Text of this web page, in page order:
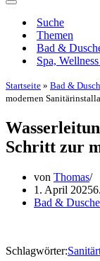
Navigationsmenü
Suche
Themen
Bad &
Spa,
Startseite » Bad &
modernen
Schritt zur
von Thomas
1. April 2025
Bad & Dusche
Schlagwörter: